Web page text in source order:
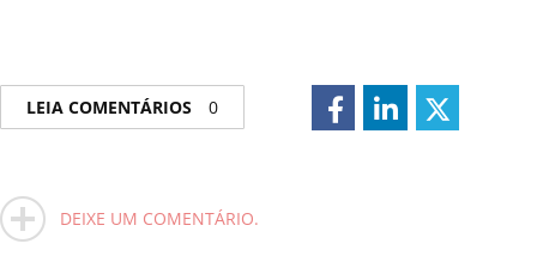
LEIA COMENTÁRIOS 0
DEIXE UM COMENTÁRIO.